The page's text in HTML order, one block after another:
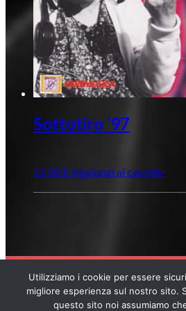
Sottotiro ’97
12,00€Aggiungi al carrello
COPYRIGHT © 2026 POLOSUD RECORDS
Utilizziamo i cookie per essere
migliore esperienza sul nostro sito.
questo sito noi assumiamo